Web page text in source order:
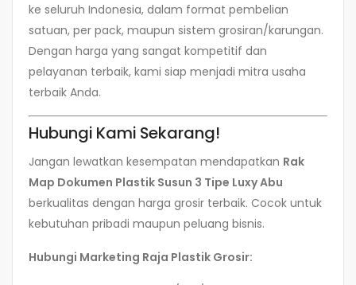
ke seluruh Indonesia, dalam format pembelian
satuan, per pack, maupun sistem grosiran/karungan.
Dengan harga yang sangat kompetitif dan
pelayanan terbaik, kami siap menjadi mitra usaha
terbaik Anda.
Hubungi Kami Sekarang!
Jangan lewatkan kesempatan mendapatkan Rak
Map Dokumen Plastik Susun 3 Tipe Luxy Abu
berkualitas dengan harga grosir terbaik. Cocok untuk
kebutuhan pribadi maupun peluang bisnis.
Hubungi Marketing Raja Plastik Grosir: